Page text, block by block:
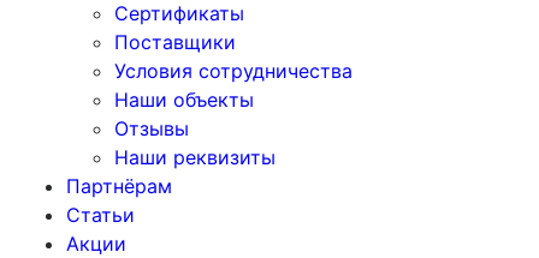
Сертификаты
Поставщики
Условия сотрудничества
Наши объекты
Отзывы
Наши реквизиты
Партнёрам
Статьи
Акции